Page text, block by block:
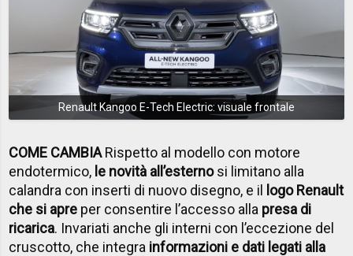
Renault Kangoo E-Tech Electric: visuale frontale
COME CAMBIARispetto al modello con motore
endotermico, le novità all’esternosi limitano alla
calandra con inserti di nuovo disegno, e il logo Renault
che si apre per consentire l’accesso alla presa di
ricarica. Invariati anche gli interni con l’eccezione del
cruscotto, che integra informazioni e dati legati alla